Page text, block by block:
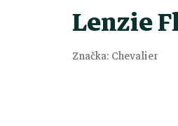
Lenzie
Značka: Chevalier